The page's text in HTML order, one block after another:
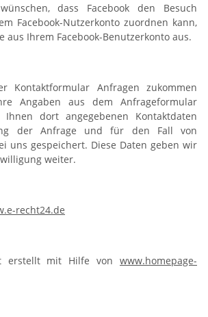
dass Facebook den Besuch
Facebook-Nutzerkonto zuordnen kann,
aus Ihrem Facebook-Benutzerkonto aus.
Kontaktformular Anfragen zukommen
Angaben aus dem Anfrageformular
dort angegebenen Kontaktdaten
der Anfrage und für den Fall von
uns gespeichert. Diese Daten geben wir
weiter.
recht24.de
erstellt mit Hilfe von www.homepage-